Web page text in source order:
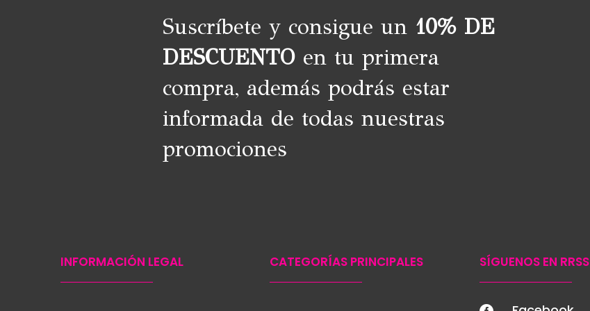
Suscríbete y consigue un 10% DE
DESCUENTO en tu primera
compra, además podrás estar
informada de todas nuestras
promociones
INFORMACIÓN LEGAL CATEGORÍAS PRINCIPALES SÍGUENOS EN RRSS